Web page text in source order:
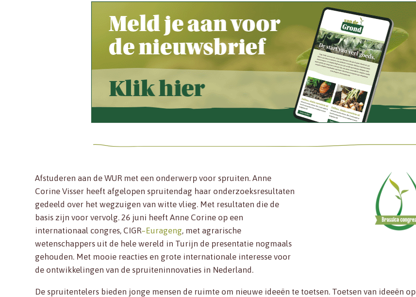
Afstuderen aan de WUR met een onderwerp voor spruiten. Anne
Corine Visser heeft afgelopen spruitendag haar onderzoeksresultaten
gedeeld over het wegzuigen van witte vlieg. Met resultaten die de
basis zijn voor vervolg. 26 juni heeft Anne Corine op een
internationaal congres, CIGR–Eurageng, met agrarische
wetenschappers uit de hele wereld in Turijn de presentatie nogmaals
gehouden. Met mooie reacties en grote internationale interesse voor
de ontwikkelingen van de spruiteninnovaties in Nederland.
De spruitentelers bieden jonge mensen de ruimte om nieuwe ideeën te toetsen. Toetsen van ideeën op